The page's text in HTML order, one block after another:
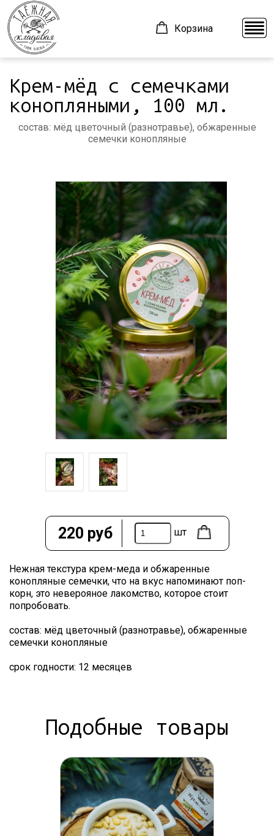
О компании
Производство
Доставка
ВАРЕНЬЕ
ИВАН ЧАЙ
КЕДРОВЫЕ ОРЕХИ
ТАЁЖНЫЕ СЛАДОСТИ
ШОКОЛАД
+7 (923) 332-62-44 z2969305@mail.ru
Красноярск
Корзина
Крем-мёд с семечками
конопляными, 100 мл.
состав: мёд цветочный (разнотравье), обжаренные
семечки конопляные
220 руб шт
Нежная текстура крем-меда и обжаренные
конопляные семечки, что на вкус напоминают поп-
корн, это неверояное лакомство, которое стоит
попробовать.
состав: мёд цветочный (разнотравье), обжаренные
семечки конопляные
срок годности: 12 месяцев
Подобные товары